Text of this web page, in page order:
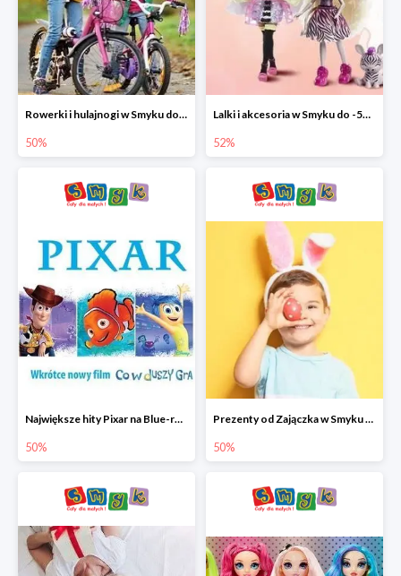
Rowerki i hulajnogi w Smyku do -50%
50%
Lalki i akcesoria w Smyku do -52%
52%
Największe hity Pixar na Blue-rey i DVD w Smyku - drugi film -50%
50%
Prezenty od Zajączka w Smyku do -50%
50%